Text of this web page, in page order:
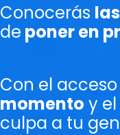
Conocerás
de poner en
Con el
momento y
culpa a tu